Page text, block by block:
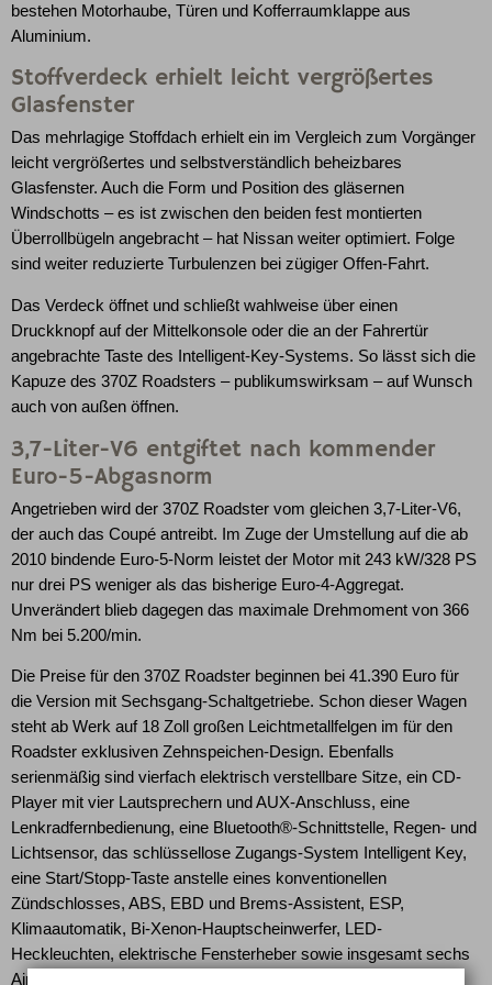
bestehen Motorhaube, Türen und Kofferraumklappe aus
Aluminium.
Stoffverdeck erhielt leicht vergrößertes
Glasfenster
Das mehrlagige Stoffdach erhielt ein im Vergleich zum Vorgänger
leicht vergrößertes und selbstverständlich beheizbares
Glasfenster. Auch die Form und Position des gläsernen
Windschotts – es ist zwischen den beiden fest montierten
Überrollbügeln angebracht – hat Nissan weiter optimiert. Folge
sind weiter reduzierte Turbulenzen bei zügiger Offen-Fahrt.
Das Verdeck öffnet und schließt wahlweise über einen
Druckknopf auf der Mittelkonsole oder die an der Fahrertür
angebrachte Taste des Intelligent-Key-Systems. So lässt sich die
Kapuze des 370Z Roadsters – publikumswirksam – auf Wunsch
auch von außen öffnen.
3,7-Liter-V6 entgiftet nach kommender
Euro-5-Abgasnorm
Angetrieben wird der 370Z Roadster vom gleichen 3,7-Liter-V6,
der auch das Coupé antreibt. Im Zuge der Umstellung auf die ab
2010 bindende Euro-5-Norm leistet der Motor mit 243 kW/328 PS
nur drei PS weniger als das bisherige Euro-4-Aggregat.
Unverändert blieb dagegen das maximale Drehmoment von 366
Nm bei 5.200/min.
Die Preise für den 370Z Roadster beginnen bei 41.390 Euro für
die Version mit Sechsgang-Schaltgetriebe. Schon dieser Wagen
steht ab Werk auf 18 Zoll großen Leichtmetallfelgen im für den
Roadster exklusiven Zehnspeichen-Design. Ebenfalls
serienmäßig sind vierfach elektrisch verstellbare Sitze, ein CD-
Player mit vier Lautsprechern und AUX-Anschluss, eine
Lenkradfernbedienung, eine Bluetooth®-Schnittstelle, Regen- und
Lichtsensor, das schlüssellose Zugangs-System Intelligent Key,
eine Start/Stopp-Taste anstelle eines konventionellen
Zündschlosses, ABS, EBD und Brems-Assistent, ESP,
Klimaautomatik, Bi-Xenon-Hauptscheinwerfer, LED-
Heckleuchten, elektrische Fensterheber sowie insgesamt sechs
Airbags.